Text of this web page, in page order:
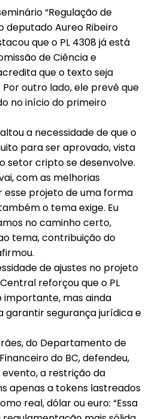
“Regulação de
deputado Aureo Ribeiro
que o PL 4308 já está
de Ciência e
que o texto seja
outro lado, ele prevê que
no início do primeiro
a necessidade de que o
para ser aprovado, vista
setor cripto se desenvolve.
com as melhorias
projeto de uma forma
o tema exige. Eu
no caminho certo,
tema, contribuição do
de ajustes no projeto
reforçou que o PL
mas ainda
garantir segurança jurídica e
do Departamento de
do BC, defendeu,
a restrição da
apenas a tokens lastreados
real, dólar ou euro: “Essa